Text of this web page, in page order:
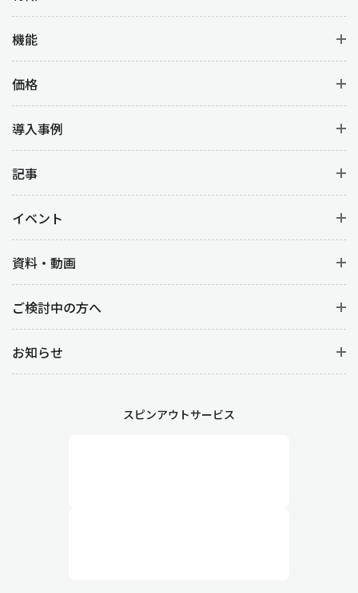
機能
価格
導入事例
記事
イベント
資料・動画
ご検討中の方へ
お知らせ
スピンアウトサービス